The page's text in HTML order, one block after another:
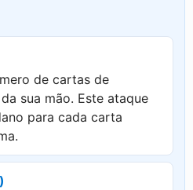
de cartas de
sua mão. Este ataque
para cada carta